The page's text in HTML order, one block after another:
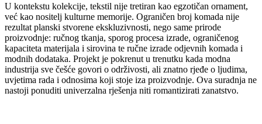
U kontekstu kolekcije, tekstil nije tretiran kao egzotičan ornament,
već kao nositelj kulturne memorije. Ograničen broj komada nije
rezultat planski stvorene ekskluzivnosti, nego same prirode
proizvodnje: ručnog tkanja, sporog procesa izrade, ograničenog
kapaciteta materijala i sirovina te ručne izrade odjevnih komada i
modnih dodataka. Projekt je pokrenut u trenutku kada modna
industrija sve češće govori o održivosti, ali znatno rjeđe o ljudima,
uvjetima rada i odnosima koji stoje iza proizvodnje. Ova suradnja ne
nastoji ponuditi univerzalna rješenja niti romantizirati zanatstvo.